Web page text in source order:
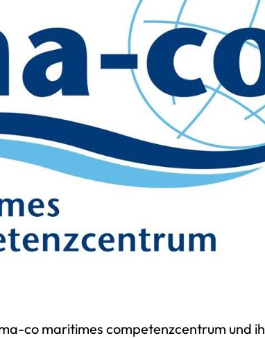
co maritimes competenzcentrum und